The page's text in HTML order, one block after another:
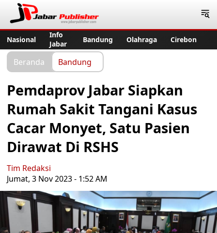
Nasional
Info
Jabar
Bandung Olahraga Cirebon
Beranda Bandung
Pemdaprov Jabar Siapkan
Rumah Sakit Tangani Kasus
Cacar Monyet, Satu Pasien
Dirawat Di RSHS
Tim Redaksi
Jumat, 3 Nov 2023 - 1:52 AM